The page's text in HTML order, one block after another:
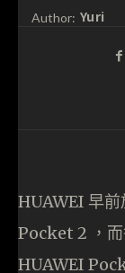
Author: Yuri
HUAWEI 早
Pocket 2 ，
HUAWEI